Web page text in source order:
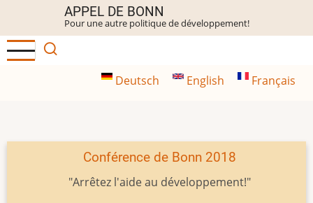
contenu
principal
APPEL DE BONN
Pour une autre politique de développement!
Deutsch English Français
Conférence de Bonn 2018
"Arrêtez l'aide au développement!"